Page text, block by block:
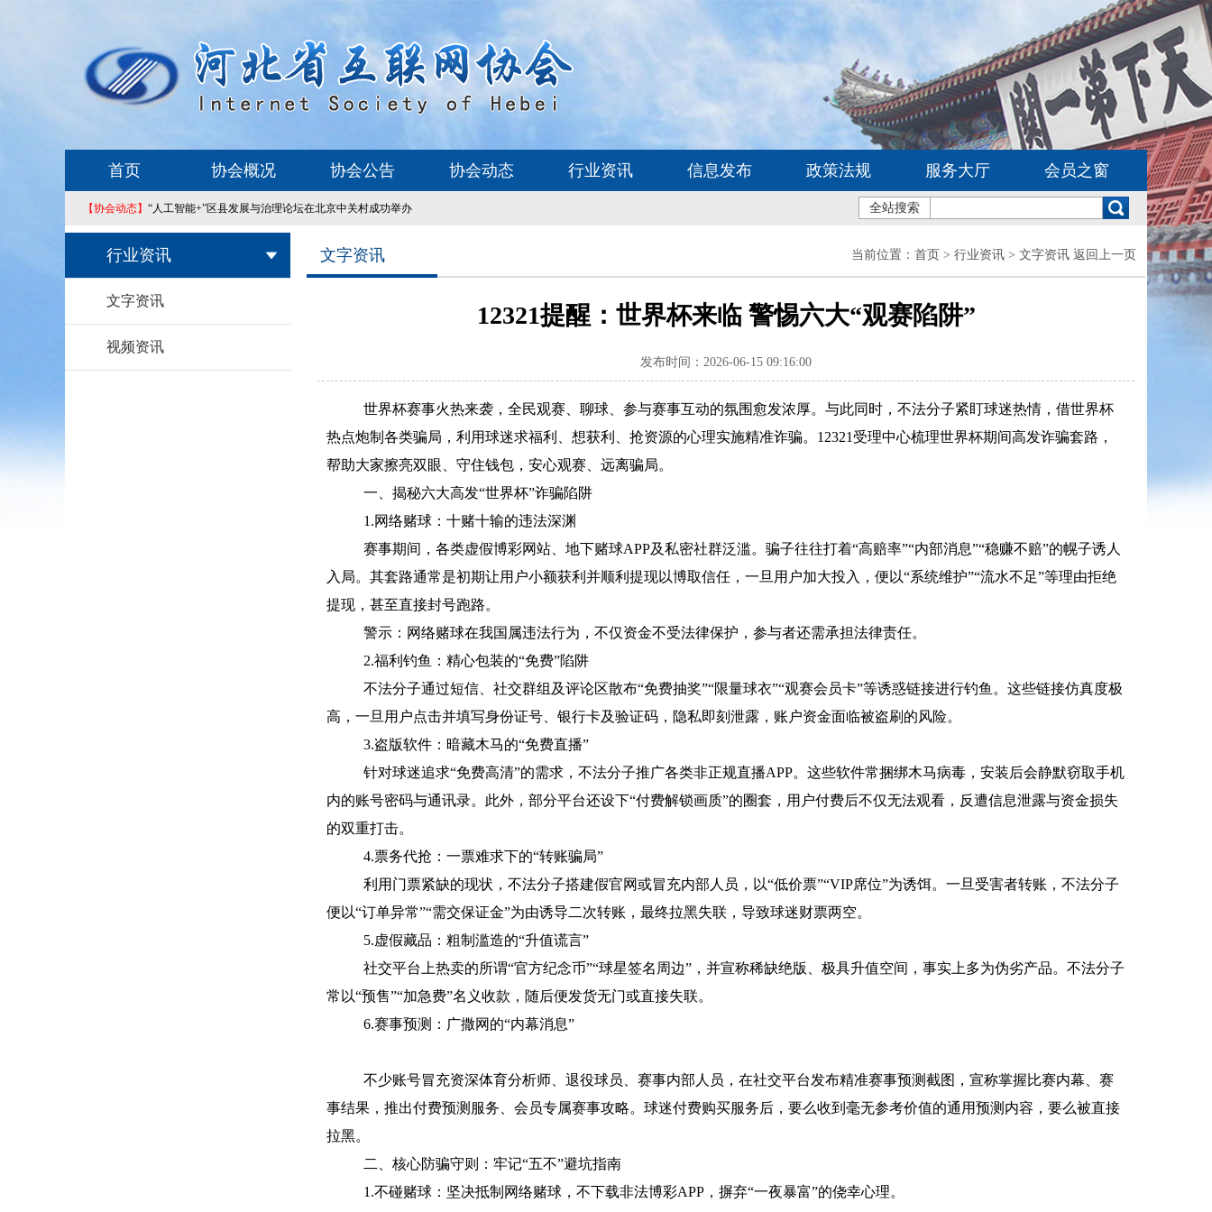
首页 协会概况 协会公告 协会动态 行业资讯 信息发布 政策法规 服务大厅 会员之窗
【协会动态】 “人工智能+”区县发展与治理论坛在北京中关村成功举办 全站搜索
行业资讯
文字资讯
视频资讯
文字资讯 当前位置： 首页 > 行业资讯 > 文字资讯 返回上一页
12321提醒：世界杯来临 警惕六大“观赛陷阱”
发布时间：2026-06-15 09:16:00
世界杯赛事火热来袭，全民观赛、聊球、参与赛事互动的氛围愈发浓厚。与此同时，不法分子紧盯球迷热情，借世界杯
热点炮制各类骗局，利用球迷求福利、想获利、抢资源的心理实施精准诈骗。 12321受理中心梳理世界杯期间高发诈骗套路，
帮助大家擦亮双眼、守住钱包，安心观赛、远离骗局。
一、揭秘六大高发“世界杯”诈骗陷阱
1.网络赌球：十赌十输的违法深渊
赛事期间，各类虚假博彩网站、地下赌球APP及私密社群泛滥。骗子往往打着“高赔率”“内部消息”“稳赚不赔”的幌子诱人
入局。其套路通常是初期让用户小额获利并顺利提现以博取信任，一旦用户加大投入，便以“系统维护”“流水不足”等理由拒绝
提现，甚至直接封号跑路。
警示：网络赌球在我国属违法行为，不仅资金不受法律保护，参与者还需承担法律责任。
2.福利钓鱼：精心包装的“免费”陷阱
不法分子通过短信、社交群组及评论区散布“免费抽奖”“限量球衣”“观赛会员卡”等诱惑链接进行钓鱼。这些链接仿真度极
高，一旦用户点击并填写身份证号、银行卡及验证码，隐私即刻泄露，账户资金面临被盗刷的风险。
3.盗版软件：暗藏木马的“免费直播”
针对球迷追求“免费高清”的需求，不法分子推广各类非正规直播APP。这些软件常捆绑木马病毒，安装后会静默窃取手机
内的账号密码与通讯录。此外，部分平台还设下“付费解锁画质”的圈套，用户付费后不仅无法观看，反遭信息泄露与资金损失
的双重打击。
4.票务代抢：一票难求下的“转账骗局”
利用门票紧缺的现状，不法分子搭建假官网或冒充内部人员，以“低价票”“VIP席位”为诱饵。一旦受害者转账，不法分子
便以“订单异常”“需交保证金”为由诱导二次转账，最终拉黑失联，导致球迷财票两空。
5.虚假藏品：粗制滥造的“升值谎言”
社交平台上热卖的所谓“官方纪念币”“球星签名周边”，并宣称稀缺绝版、极具升值空间，事实上多为伪劣产品。不法分子
常以“预售”“加急费”名义收款，随后便发货无门或直接失联。
6.赛事预测：广撒网的“内幕消息”
不少账号冒充资深体育分析师、退役球员、赛事内部人员，在社交平台发布精准赛事预测截图，宣称掌握比赛内幕、赛
事结果，推出付费预测服务、会员专属赛事攻略。球迷付费购买服务后，要么收到毫无参考价值的通用预测内容，要么被直接
拉黑。
二、核心防骗守则：牢记“五不”避坑指南
1.不碰赌球：坚决抵制网络赌球，不下载非法博彩APP，摒弃“一夜暴富”的侥幸心理。